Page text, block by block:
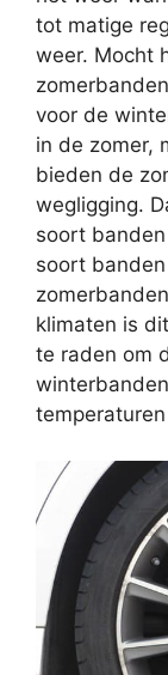
tot matige
weer. Mocht
voor de
in de zomer,
bieden de
wegligging.
soort
soort
klimaten is
te raden om